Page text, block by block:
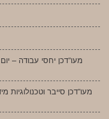
מעו”דכן יחסי עבודה –
מעו”דכן סייבר